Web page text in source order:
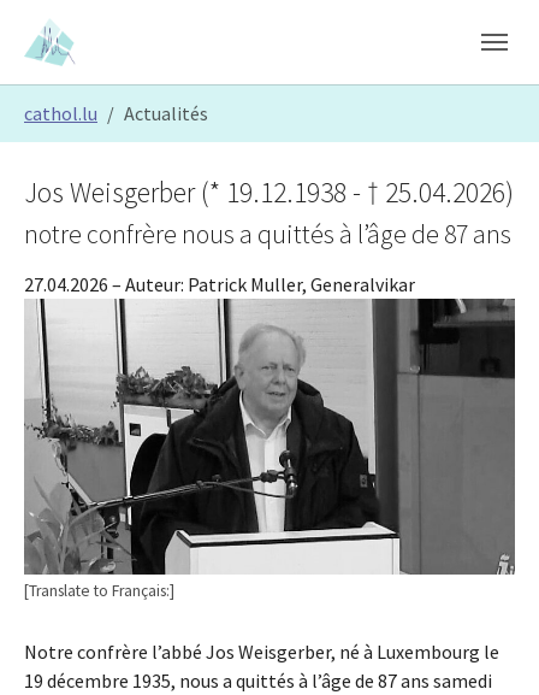
Skip to main content
Skip to page footer
cathol.lu Actualités
[Translate to Français:]
Jos Weisgerber (* 19.12.1938 - † 25.04.2026)
notre confrère nous a quittés à l’âge de 87 ans
27.04.2026 – Auteur: Patrick Muller, Generalvikar
Notre confrère l’abbé Jos Weisgerber, né à Luxembourg le
19 décembre 1935, nous a quittés à l’âge de 87 ans samedi